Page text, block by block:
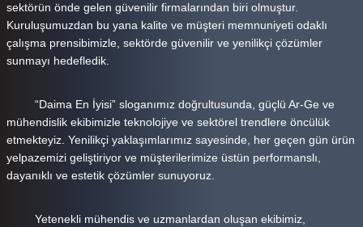
sektörün önde gelen güvenilir firmalarından biri olmuştur.
Kuruluşumuzdan bu yana kalite ve müşteri memnuniyeti odaklı
çalışma prensibimizle, sektörde güvenilir ve yenilikçi çözümler
sunmayı hedefledik.
“Daima En İyisi” sloganımız doğrultusunda, güçlü Ar-Ge ve
mühendislik ekibimizle teknolojiye ve sektörel trendlere öncülük
etmekteyiz. Yenilikçi yaklaşımlarımız sayesinde, her geçen gün ürün
yelpazemizi geliştiriyor ve müşterilerimize üstün performanslı,
dayanıklı ve estetik çözümler sunuyoruz.
Yetenekli mühendis ve uzmanlardan oluşan ekibimiz,